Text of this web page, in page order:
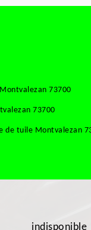
73700
73700
de tuile Montvalezan
indisponible